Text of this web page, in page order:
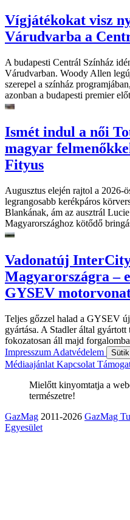
Vígjátékokat visz
Várudvarba a
A budapesti Centrál Színház
Várudvarban. Woody Allen
szerepel a színház
azonban a budapesti premier
Ismét indul a női
magyar
Fityus
Augusztus elején rajtol a 2026-
legrangosabb kerékpáros
Blankának, ám az ausztrál
Magyarországhoz kötődő
Vadonatúj
Magyarországra –
GYSEV
Teljes gőzzel halad a GYSEV
gyártása. A Stadler által
fokozatosan áll majd
Impresszum Adatvédelem
Médiaajánlat Kapcsolat
Mielőtt kinyomtatja a
természetre!
GazMag 2011-2026 GazMag
Egyesület